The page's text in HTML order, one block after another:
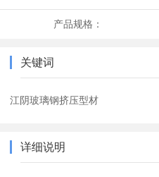
产品规格：
关键词
江阴玻璃钢挤压型材
详细说明